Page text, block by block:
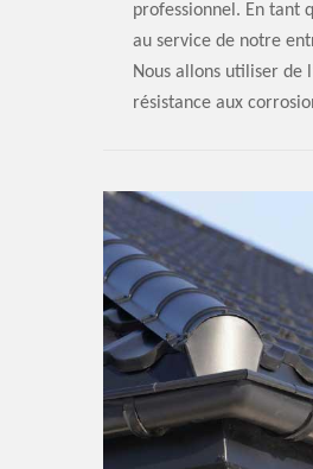
professionnel. En tant
au service de notre
Nous allons utiliser de
résistance aux